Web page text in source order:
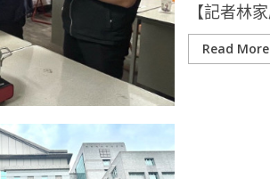
【記者
Read More